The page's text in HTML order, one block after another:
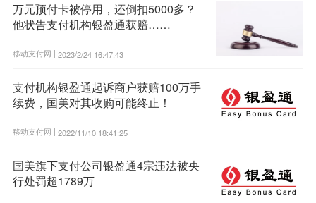
万元预付卡被停用，还倒扣5000多？
他状告支付机构银盈通获赔……
移动支付网 | 2023/2/24 16:47:43
支付机构银盈通起诉商户获赔100万手
续费，国美对其收购可能终止！
移动支付网 | 2022/11/10 18:41:25
国美旗下支付公司银盈通4宗违法被央
行处罚超1789万